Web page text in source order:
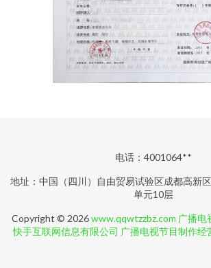
电话：4001064**
地址：中国（四川）自由贸易试验区成都高新
单元10层
Copyright © 2026www.qqwtzzbz.com 广播电
快手互联网信息有限公司 广播电视节目制作经